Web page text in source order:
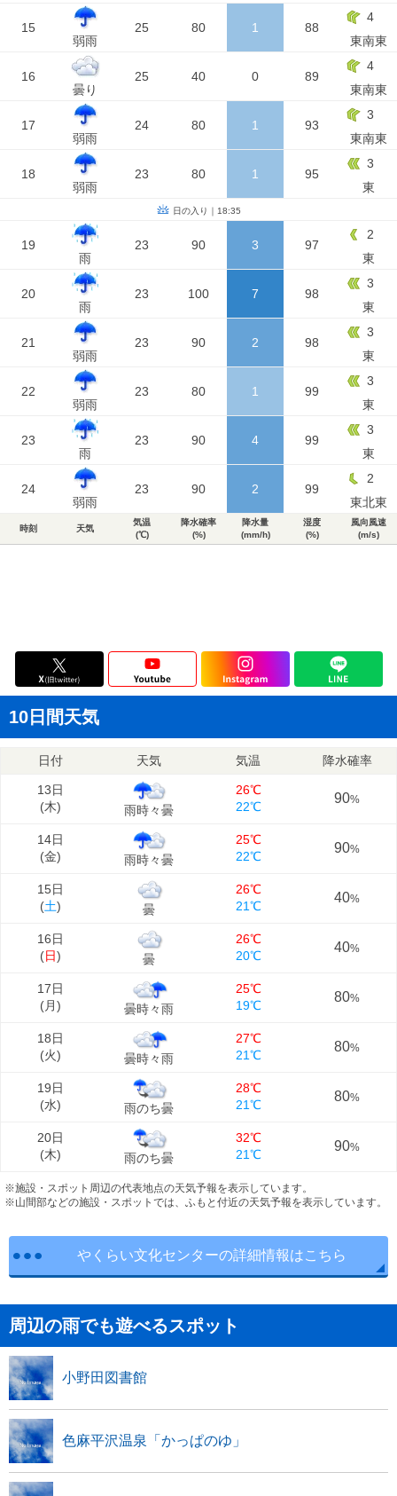
15
弱雨
25 80 1 88
4
東南東
16
曇り
25 40 0 89
4
東南東
17
弱雨
24 80 1 93
3
東南東
18
弱雨
23 80 1 95
3
東
日の入り｜18:35
19
雨
23 90 3 97
2
東
20
雨
23 100 7 98
3
東
21
弱雨
23 90 2 98
3
東
22
弱雨
23 80 1 99
3
東
23
雨
23 90 4 99
3
東
24
弱雨
23 90 2 99
2
東北東
時刻 天気
気温
(℃)
降水確率
(%)
降水量
(mm/h)
湿度
(%)
風向風速
(m/s)
10日間天気
日付 天気 気温 降水確率
13日
(木) 雨時々曇
26℃
22℃
90%
14日
(金) 雨時々曇
25℃
22℃
90%
15日
(土) 曇
26℃
21℃
40%
16日
(日) 曇
26℃
20℃
40%
17日
(月) 曇時々雨
25℃
19℃
80%
18日
(火) 曇時々雨
27℃
21℃
80%
19日
(水) 雨のち曇
28℃
21℃
80%
20日
(木) 雨のち曇
32℃
21℃
90%
※施設・スポット周辺の代表地点の天気予報を表示しています。
※山間部などの施設・スポットでは、ふもと付近の天気予報を表示しています。
やくらい文化センターの詳細情報はこちら
周辺の雨でも遊べるスポット
小野田図書館
色麻平沢温泉「かっぱのゆ」